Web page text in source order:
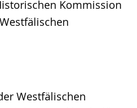
Kommission
Westfälischen